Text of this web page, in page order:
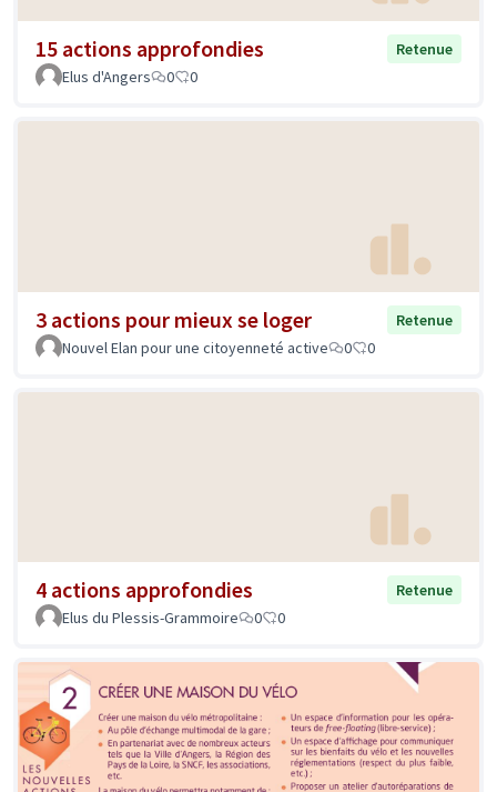
15 actions approfondies
Retenue
Elus d'Angers
0 0
3 actions pour mieux se loger
Retenue
Nouvel Elan pour une citoyenneté active
0 0
4 actions approfondies
Retenue
Elus du Plessis-Grammoire
0 0